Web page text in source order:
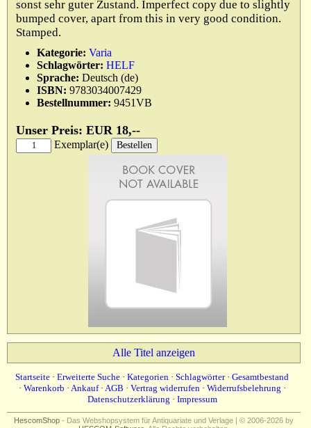
Widerruf
Datenschutz
Impressum
sonst sehr guter Zustand. Imperfect copy due to slightly
bumped cover, apart from this in very good condition.
Stamped.
Kategorie: Varia
Schlagwörter: HELF
Sprache: Deutsch (de)
ISBN: 9783034007429
Bestellnummer: 9451VB
Unser Preis: EUR 18,--
Exemplar(e)
Alle Titel anzeigen
Startseite · Erweiterte Suche · Kategorien · Schlagwörter· Gesamtbestand
· Warenkorb · Ankauf· AGB · Vertrag widerrufen· Widerrufsbelehrung ·
Datenschutzerklärung · Impressum
HescomShop - Das Webshopsystem für Antiquariate und Verlage | © 2006-2026 by